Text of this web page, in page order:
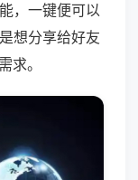
，一键便可以
想分享给好友
求。